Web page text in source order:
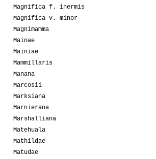
Magnifica f. inermis
Magnifica v. minor
Magnimamma
Mainae
Mainiae
Mammillaris
Manana
Marcosii
Marksiana
Marnierana
Marshalliana
Matehuala
Mathildae
Matudae